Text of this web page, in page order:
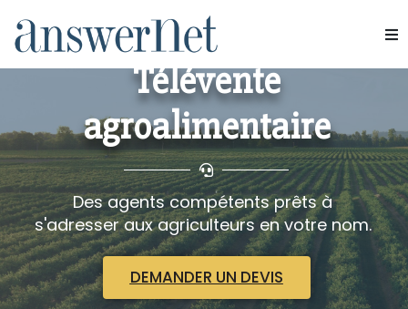
Services
Industries
Ressources
À propos de nous
Nous contacter
ANSWERNET AGRICULTURE
Télévente
agroalimentaire
Des agents compétents prêts à
s'adresser aux agriculteurs en votre nom.
DEMANDER UN DEVIS